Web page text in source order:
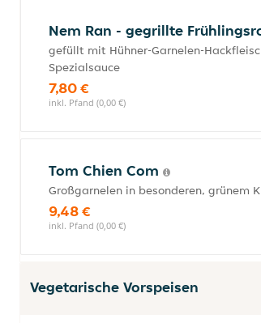
Nem Ran - gegrillte
gefüllt mit Hühner-Garnelen-
Spezialsauce
7,80 €
inkl. Pfand (0,00 €)
Tom Chien Com
Großgarnelen in besonderen, grünem
9,48 €
inkl. Pfand (0,00 €)
Vegetarische Vorspeisen